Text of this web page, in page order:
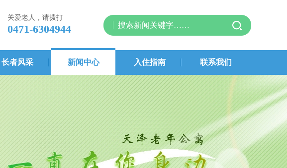
关爱老人，请拨打
0471-6304944
长者风采 新闻中心 入住指南 联系我们